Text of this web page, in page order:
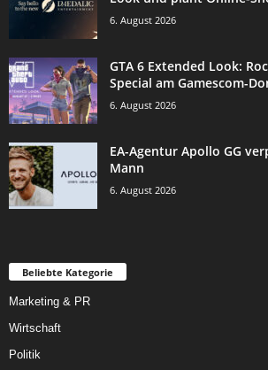
6. August 2026
GTA 6 Extended Look:
Special am Gamescom-
6. August 2026
EA-Agentur Apollo GG
Mann
6. August 2026
Beliebte Kategorie
Marketing & PR
Wirtschaft
Politik